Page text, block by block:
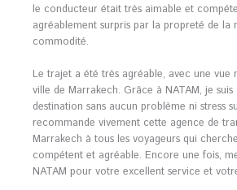
le conducteur était très aimable et
agréablement surpris par la propreté de la
commodité.
Le trajet a été très agréable, avec une vue
ville de Marrakech. Grâce à NATAM, je
destination sans aucun problème ni stress
recommande vivement cette agence de
Marrakech à tous les voyageurs qui
compétent et agréable. Encore une fois,
NATAM pour votre excellent service et